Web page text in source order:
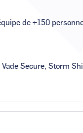
de +150
Secure, Storm